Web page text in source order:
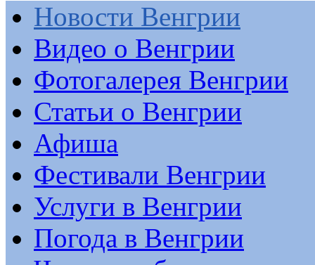
Новости Венгрии
Видео о Венгрии
Фотогалерея Венгрии
Статьи о Венгрии
Афиша
Фестивали Венгрии
Услуги в Венгрии
Погода в Венгрии